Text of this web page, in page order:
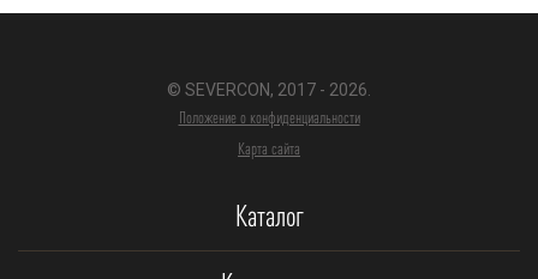
© SEVERCON, 2017 - 2026.
Положение о конфиденциальности
Карта сайта
Каталог